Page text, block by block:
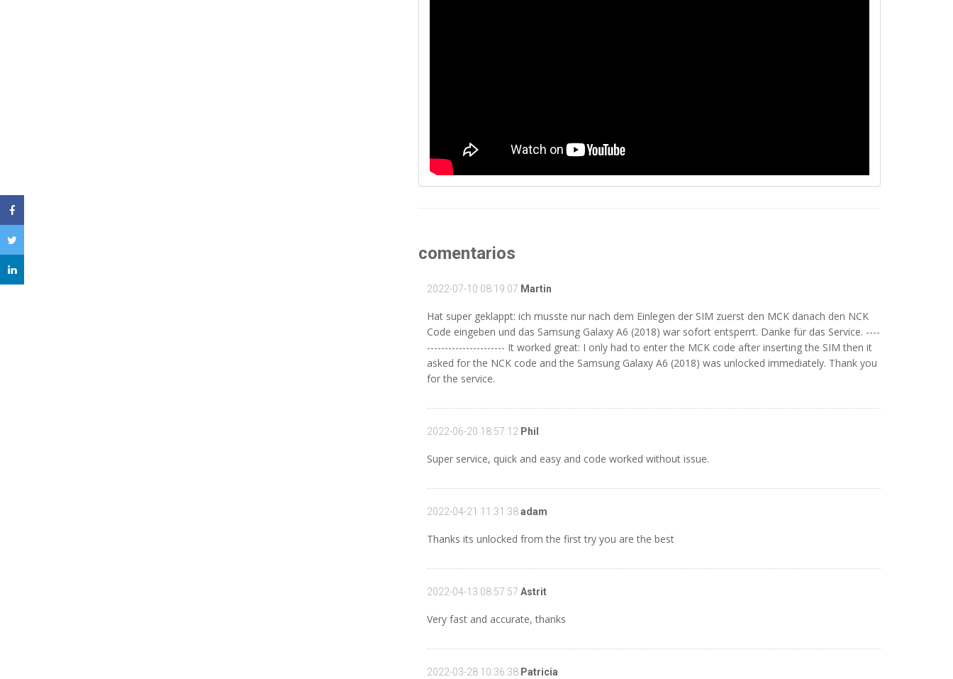
comentarios
2022-07-10 08:19:07 Martin
Hat super geklappt: ich musste nur nach dem Einlegen der SIM zuerst den MCK danach den NCK
Code eingeben und das Samsung Galaxy A6 (2018) war sofort entsperrt. Danke für das Service. ----
---------------------- It worked great: I only had to enter the MCK code after inserting the SIM then it
asked for the NCK code and the Samsung Galaxy A6 (2018) was unlocked immediately. Thank you
for the service.
2022-06-20 18:57:12 Phil
Super service, quick and easy and code worked without issue.
2022-04-21 11:31:38adam
Thanks its unlocked from the first try you are the best
2022-04-13 08:57:57 Astrit
Very fast and accurate, thanks
2022-03-28 10:36:38Patricia